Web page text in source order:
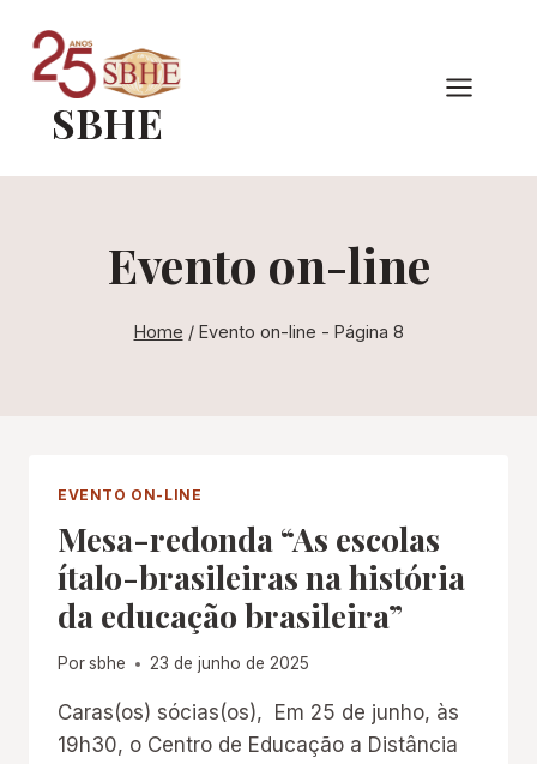
para
ConteúdoSBHE
Evento on-line
Home / Evento on-line - Página 8
EVENTO ON-LINE
Mesa-redonda “As escolas
ítalo-brasileiras na história
da educação brasileira”
Porsbhe 23 de junho de 2025
Caras(os) sócias(os), Em 25 de junho, às
19h30, o Centro de Educação a Distância